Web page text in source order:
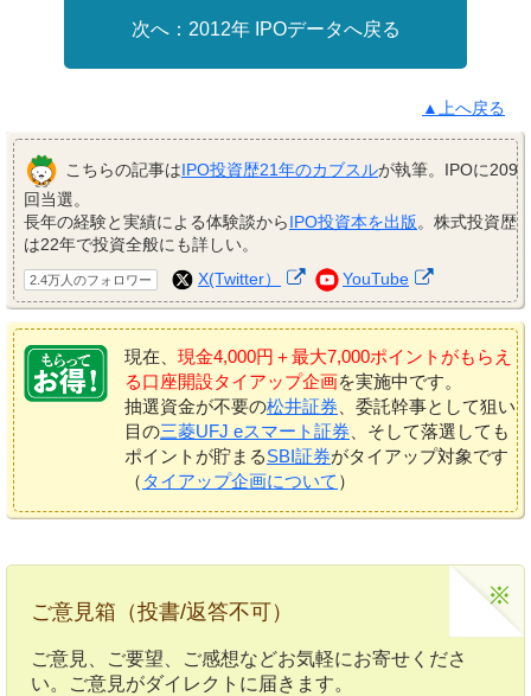
2012年 IPOデータへ戻る
▲上へ戻る
こちらの記事はIPO投資歴21年のカブスルが執筆。IPOに209
回当選。
長年の経験と実績による体験談からIPO投資本を出版。株式投資歴
は22年で投資全般にも詳しい。
2.4万人のフォロワー X(Twitter） YouTube
現在、 現金4,000円＋最大7,000ポイントがもらえ
る口座開設タイアップ企画を実施中です。
抽選資金が不要の松井証券、委託幹事として狙い
目の三菱UFJ eスマート証券、そして落選しても
ポイントが貯まるSBI証券がタイアップ対象です
（ タイアップ企画について ）
ご意見箱（投書/返答不可）
ご意見、ご要望、ご感想などお気軽にお寄せくださ
い。ご意見がダイレクトに届きます。